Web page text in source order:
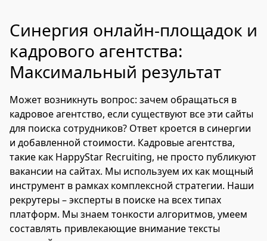
Синергия онлайн-площадок и
кадрового агентства:
Максимальный результат
Может возникнуть вопрос: зачем обращаться в
кадровое агентство, если существуют все эти сайты
для поиска сотрудников? Ответ кроется в синергии
и добавленной стоимости. Кадровые агентства,
такие как HappyStar Recruiting, не просто публикуют
вакансии на сайтах. Мы используем их как мощный
инструмент в рамках комплексной стратегии. Наши
рекрутеры – эксперты в поиске на всех типах
платформ. Мы знаем тонкости алгоритмов, умеем
составлять привлекающие внимание тексты